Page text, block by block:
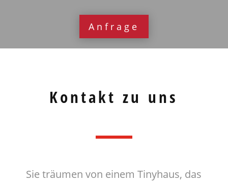
Anfrage
Kontakt zu uns
Sie träumen von einem Tinyhaus, das